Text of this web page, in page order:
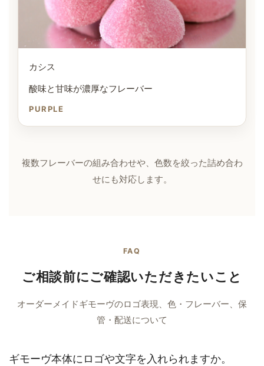
カシス
酸味と甘味が濃厚なフレーバー
PURPLE
複数フレーバーの組み合わせや、色数を絞った詰め合わ
せにも対応します。
FAQ
ご相談前にご確認いただきたいこと
オーダーメイドギモーヴのロゴ表現、色・フレーバー、保
管・配送について
ギモーヴ本体にロゴや文字を入れられますか。